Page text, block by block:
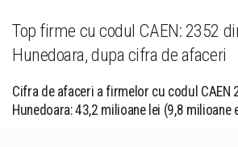
Top firme cu codul CAEN: 2352
Hunedoara, dupa cifra de afaceri
Cifra de afaceri a firmelor cu codul CAEN
Hunedoara: 43,2 milioane lei (9,8 milioane